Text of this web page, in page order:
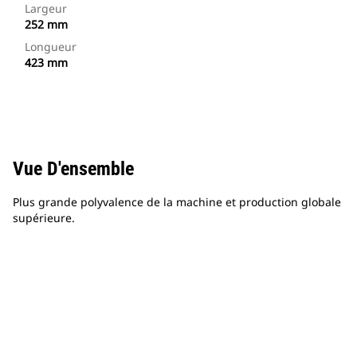
Largeur
252 mm
Longueur
423 mm
Vue D'ensemble
Plus grande polyvalence de la machine et production globale
supérieure.